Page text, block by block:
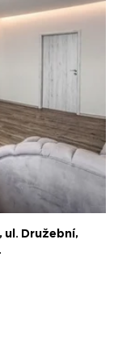
ul. Družební,